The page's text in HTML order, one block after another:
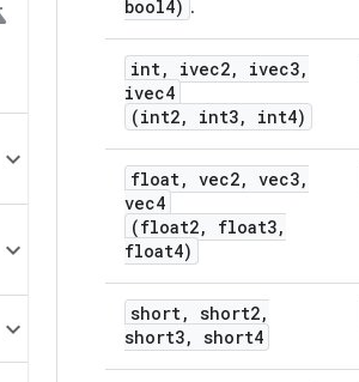
bool4) .
int, ivec2, ivec3,
ivec4
(int2, int3, int4)
float, vec2, vec3,
vec4
(float2, float3,
float4)
short, short2,
short3, short4